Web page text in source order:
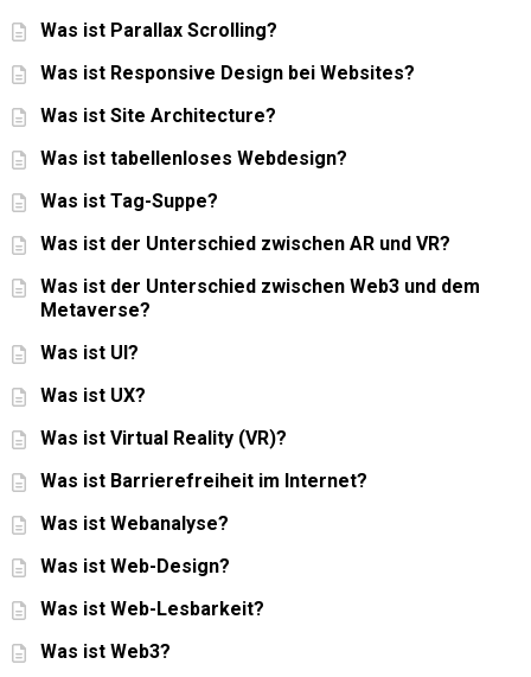
Was ist Parallax Scrolling?
Was ist Responsive Design bei Websites?
Was ist Site Architecture?
Was ist tabellenloses Webdesign?
Was ist Tag-Suppe?
Was ist der Unterschied zwischen AR und VR?
Was ist der Unterschied zwischen Web3 und dem
Metaverse?
Was ist UI?
Was ist UX?
Was ist Virtual Reality (VR)?
Was ist Barrierefreiheit im Internet?
Was ist Webanalyse?
Was ist Web-Design?
Was ist Web-Lesbarkeit?
Was ist Web3?